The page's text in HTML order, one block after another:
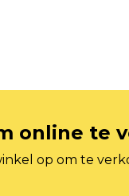
online te
op om te